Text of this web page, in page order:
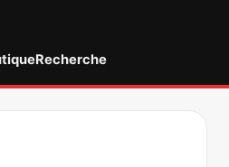
Recherche